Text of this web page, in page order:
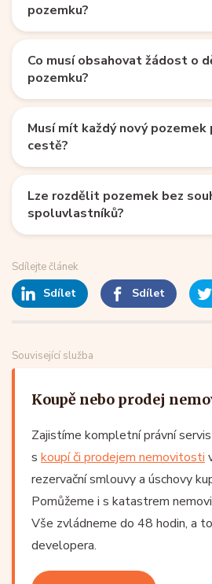
pozemku?
Co musí obsahovat žádost o
pozemku?
Musí mít každý nový
cestě?
Lze rozdělit pozemek bez
spoluvlastníků?
Sdílejte článek
Sdílet Sdílet
Související služba
Koupě nebo prodej
Zajistíme kompletní právní
s koupí či prodejem nemovitosti
rezervační smlouvy a úschovy
Pomůžeme i s katastrem
Vše zvládneme do 48 hodin, a
developera.